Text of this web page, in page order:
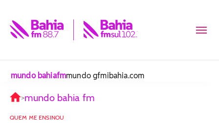
mundo bahiafmmundo gfmibahia.com
>mundo bahia fm
QUEM ME ENSINOU